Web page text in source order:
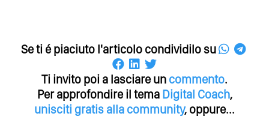
Se ti é piaciuto l'articolo condividilo su
Ti invito poi a lasciare un commento.
Per approfondire il tema Digital Coach,
unisciti gratis alla community, oppure...